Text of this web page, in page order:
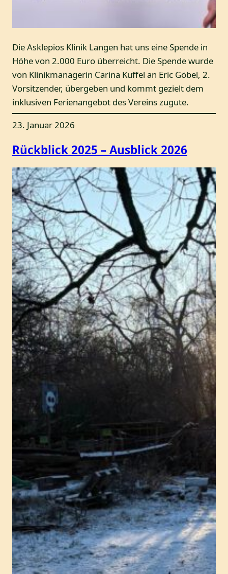
Die Asklepios Klinik Langen hat uns eine Spende in
Höhe von 2.000 Euro überreicht. Die Spende wurde
von Klinikmanagerin Carina Kuffel an Eric Göbel, 2.
Vorsitzender, übergeben und kommt gezielt dem
inklusiven Ferienangebot des Vereins zugute.
23. Januar 2026
Rückblick 2025 – Ausblick 2026